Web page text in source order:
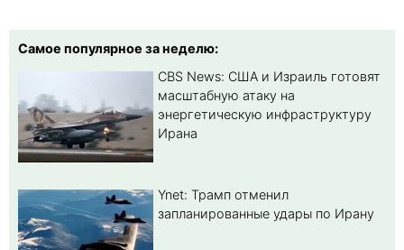
Самое популярное за неделю:
CBS News: США и Израиль готовят
масштабную атаку на
энергетическую инфраструктуру
Ирана
Ynet: Трамп отменил
запланированные удары по Ирану